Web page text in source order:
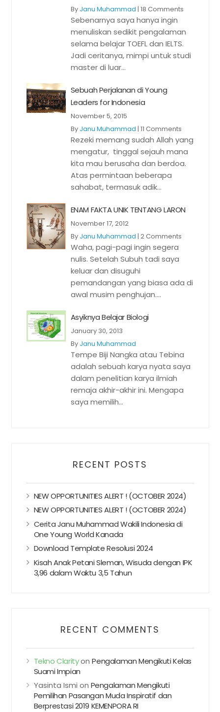
By Janu Muhammad | 18 Comments
Sebenarnya saya hanya ingin
menuliskan sedikit pengalaman
selama belajar TOEFL dan IELTS.
Jadi ceritanya, mimpi untuk studi
master di luar...
Sebuah Perjalanan di Young
Leaders for Indonesia
November 5, 2015
By Janu Muhammad | 11 Comments
Rezeki memang sudah Allah yang
mengatur, tinggal sejauh mana
kita mau berusaha dan berdoa.
Atas permintaan beberapa
sahabat, termasuk adik...
ENAM FAKTA UNIK TENTANG LARON
November 17, 2012
By Janu Muhammad | 2 Comments
Waha, pagi-pagi ingin segera
nulis. Setelah Subuh tadi saya
keluar dan disuguhi
pemandangan yang biasa ada di
awal musim penghujan....
Asyiknya Belajar Biologi
January 30, 2013
By Janu Muhammad
Tempe Biji Nangka atau Tebina
adalah sebuah karya nyata saya
dalam penelitian karya ilmiah
remaja akhir-akhir ini. Mengapa
saya memilih...
RECENT POSTS
NEW OPPORTUNITIES ALERT ! (OCTOBER 2024)
NEW OPPORTUNITIES ALERT ! (OCTOBER 2024)
Cerita Janu Muhammad Wakili Indonesia di
One Young World Kanada
Download Template Resolusi 2024
Kisah Anak Petani Sleman, Wisuda dengan IPK
3,96 dalam Waktu 3,5 Tahun
RECENT COMMENTS
Tekno ClarityonPengalaman Mengikuti Kelas
Suami Impian
Yasinta Ismi on Pengalaman Mengikuti
Pemilihan Pasangan Muda Inspiratif dan
Berprestasi 2019 KEMENPORA RI